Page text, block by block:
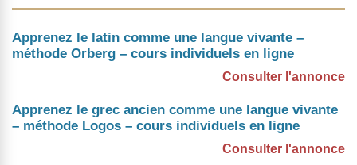
Apprenez le latin comme une langue vivante –
méthode Orberg – cours individuels en ligne
Consulter l'annonce
Apprenez le grec ancien comme une langue vivante
– méthode Logos – cours individuels en ligne
Consulter l'annonce